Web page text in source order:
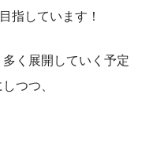
指しています！
く展開していく予定
つつ、